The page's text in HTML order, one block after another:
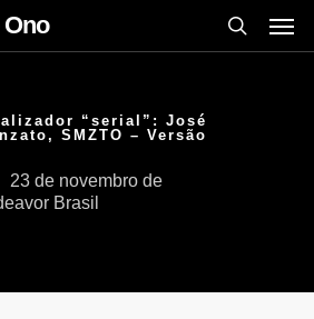
“serial”: José
SMZTO – Versão
23 de novembro de
Brasil